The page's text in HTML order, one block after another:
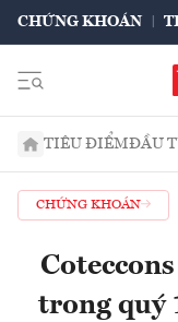
CHỨNG KHOÁN
TIÊU ĐIỂMĐẦU
CHỨNG KHOÁN
trong quý